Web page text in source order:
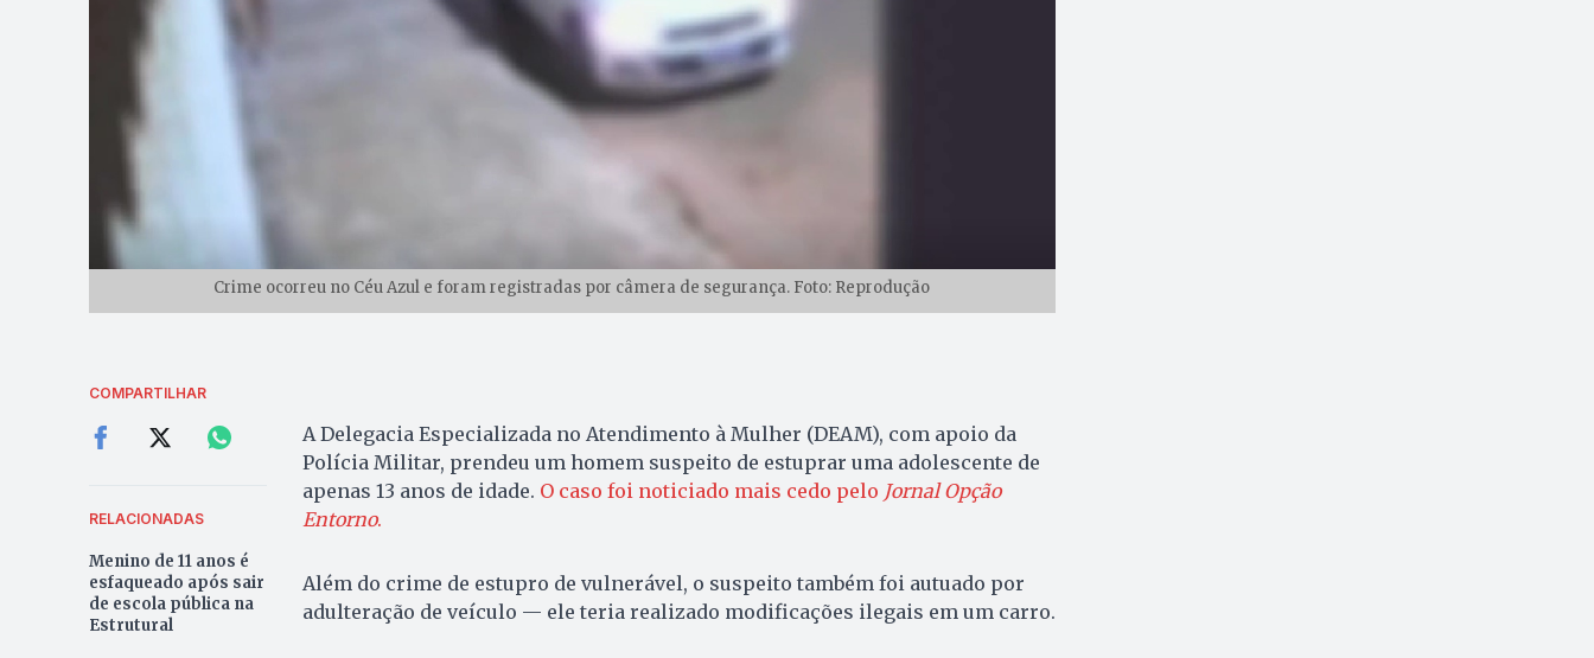
Crime ocorreu no Céu Azul e foram registradas por câmera de segurança. Foto: Reprodução
COMPARTILHAR
RELACIONADAS
Menino de 11 anos é
esfaqueado após sair
de escola pública na
Estrutural
A Delegacia Especializada no Atendimento à Mulher (DEAM), com apoio da
Polícia Militar, prendeu um homem suspeito de estuprar uma adolescente de
apenas 13 anos de idade. O caso foi noticiado mais cedo pelo Jornal Opção
Entorno.
Além do crime de estupro de vulnerável, o suspeito também foi autuado por
adulteração de veículo — ele teria realizado modificações ilegais em um carro.